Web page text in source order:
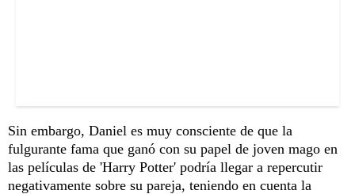
Sin embargo, Daniel es muy consciente de que la
fulgurante fama que ganó con su papel de joven mago en
las películas de 'Harry Potter' podría llegar a repercutir
negativamente sobre su pareja, teniendo en cuenta la